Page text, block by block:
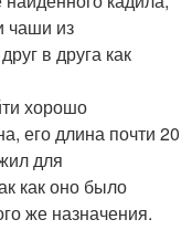
чаши из
в друга как
хорошо
его длина почти 20
для
как оно было
же назначения.